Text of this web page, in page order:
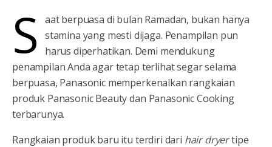
S
aat berpuasa di bulan Ramadan, bukan hanya
stamina yang mesti dijaga. Penampilan pun
harus diperhatikan. Demi mendukung
penampilan Anda agar tetap terlihat segar selama
berpuasa, Panasonic memperkenalkan rangkaian
produk Panasonic Beauty dan Panasonic Cooking
terbarunya.
Rangkaian produk baru itu terdiri dari hair dryertipe